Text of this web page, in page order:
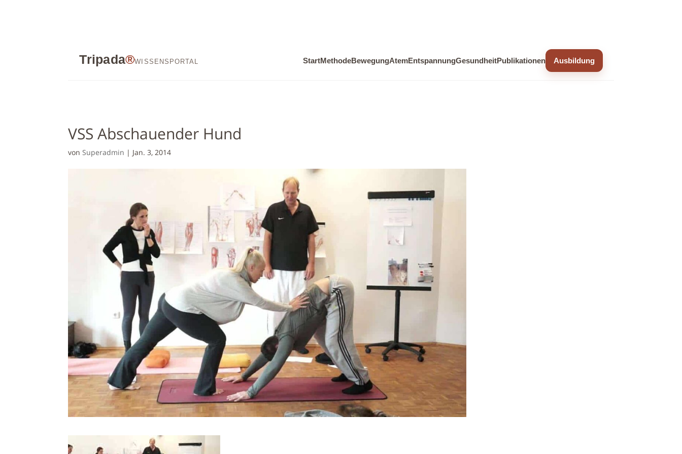
Tripada®WISSENSPORTAL StartMethodeBewegungAtemEntspannungGesundheitPublikationen Ausbildung
VSS Abschauender Hund
von Superadmin | Jan. 3, 2014